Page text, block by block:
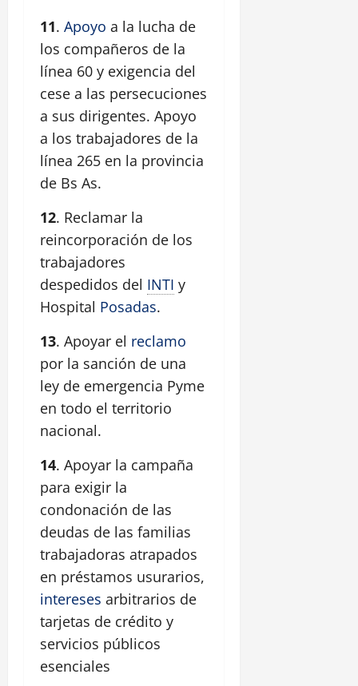
11. Apoyo a la lucha de
los compañeros de la
línea 60 y exigencia del
cese a las persecuciones
a sus dirigentes. Apoyo
a los trabajadores de la
línea 265 en la provincia
de Bs As.
12. Reclamar la
reincorporación de los
trabajadores
despedidos del INTI y
Hospital Posadas.
13. Apoyar el reclamo
por la sanción de una
ley de emergencia Pyme
en todo el territorio
nacional.
14. Apoyar la campaña
para exigir la
condonación de las
deudas de las familias
trabajadoras atrapados
en préstamos usurarios,
intereses arbitrarios de
tarjetas de crédito y
servicios públicos
esenciales